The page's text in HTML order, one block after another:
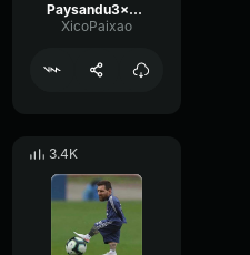
Paysandu3x0Cruzeiro Penalti Luis Fernando
XicoPaixao
3.4K